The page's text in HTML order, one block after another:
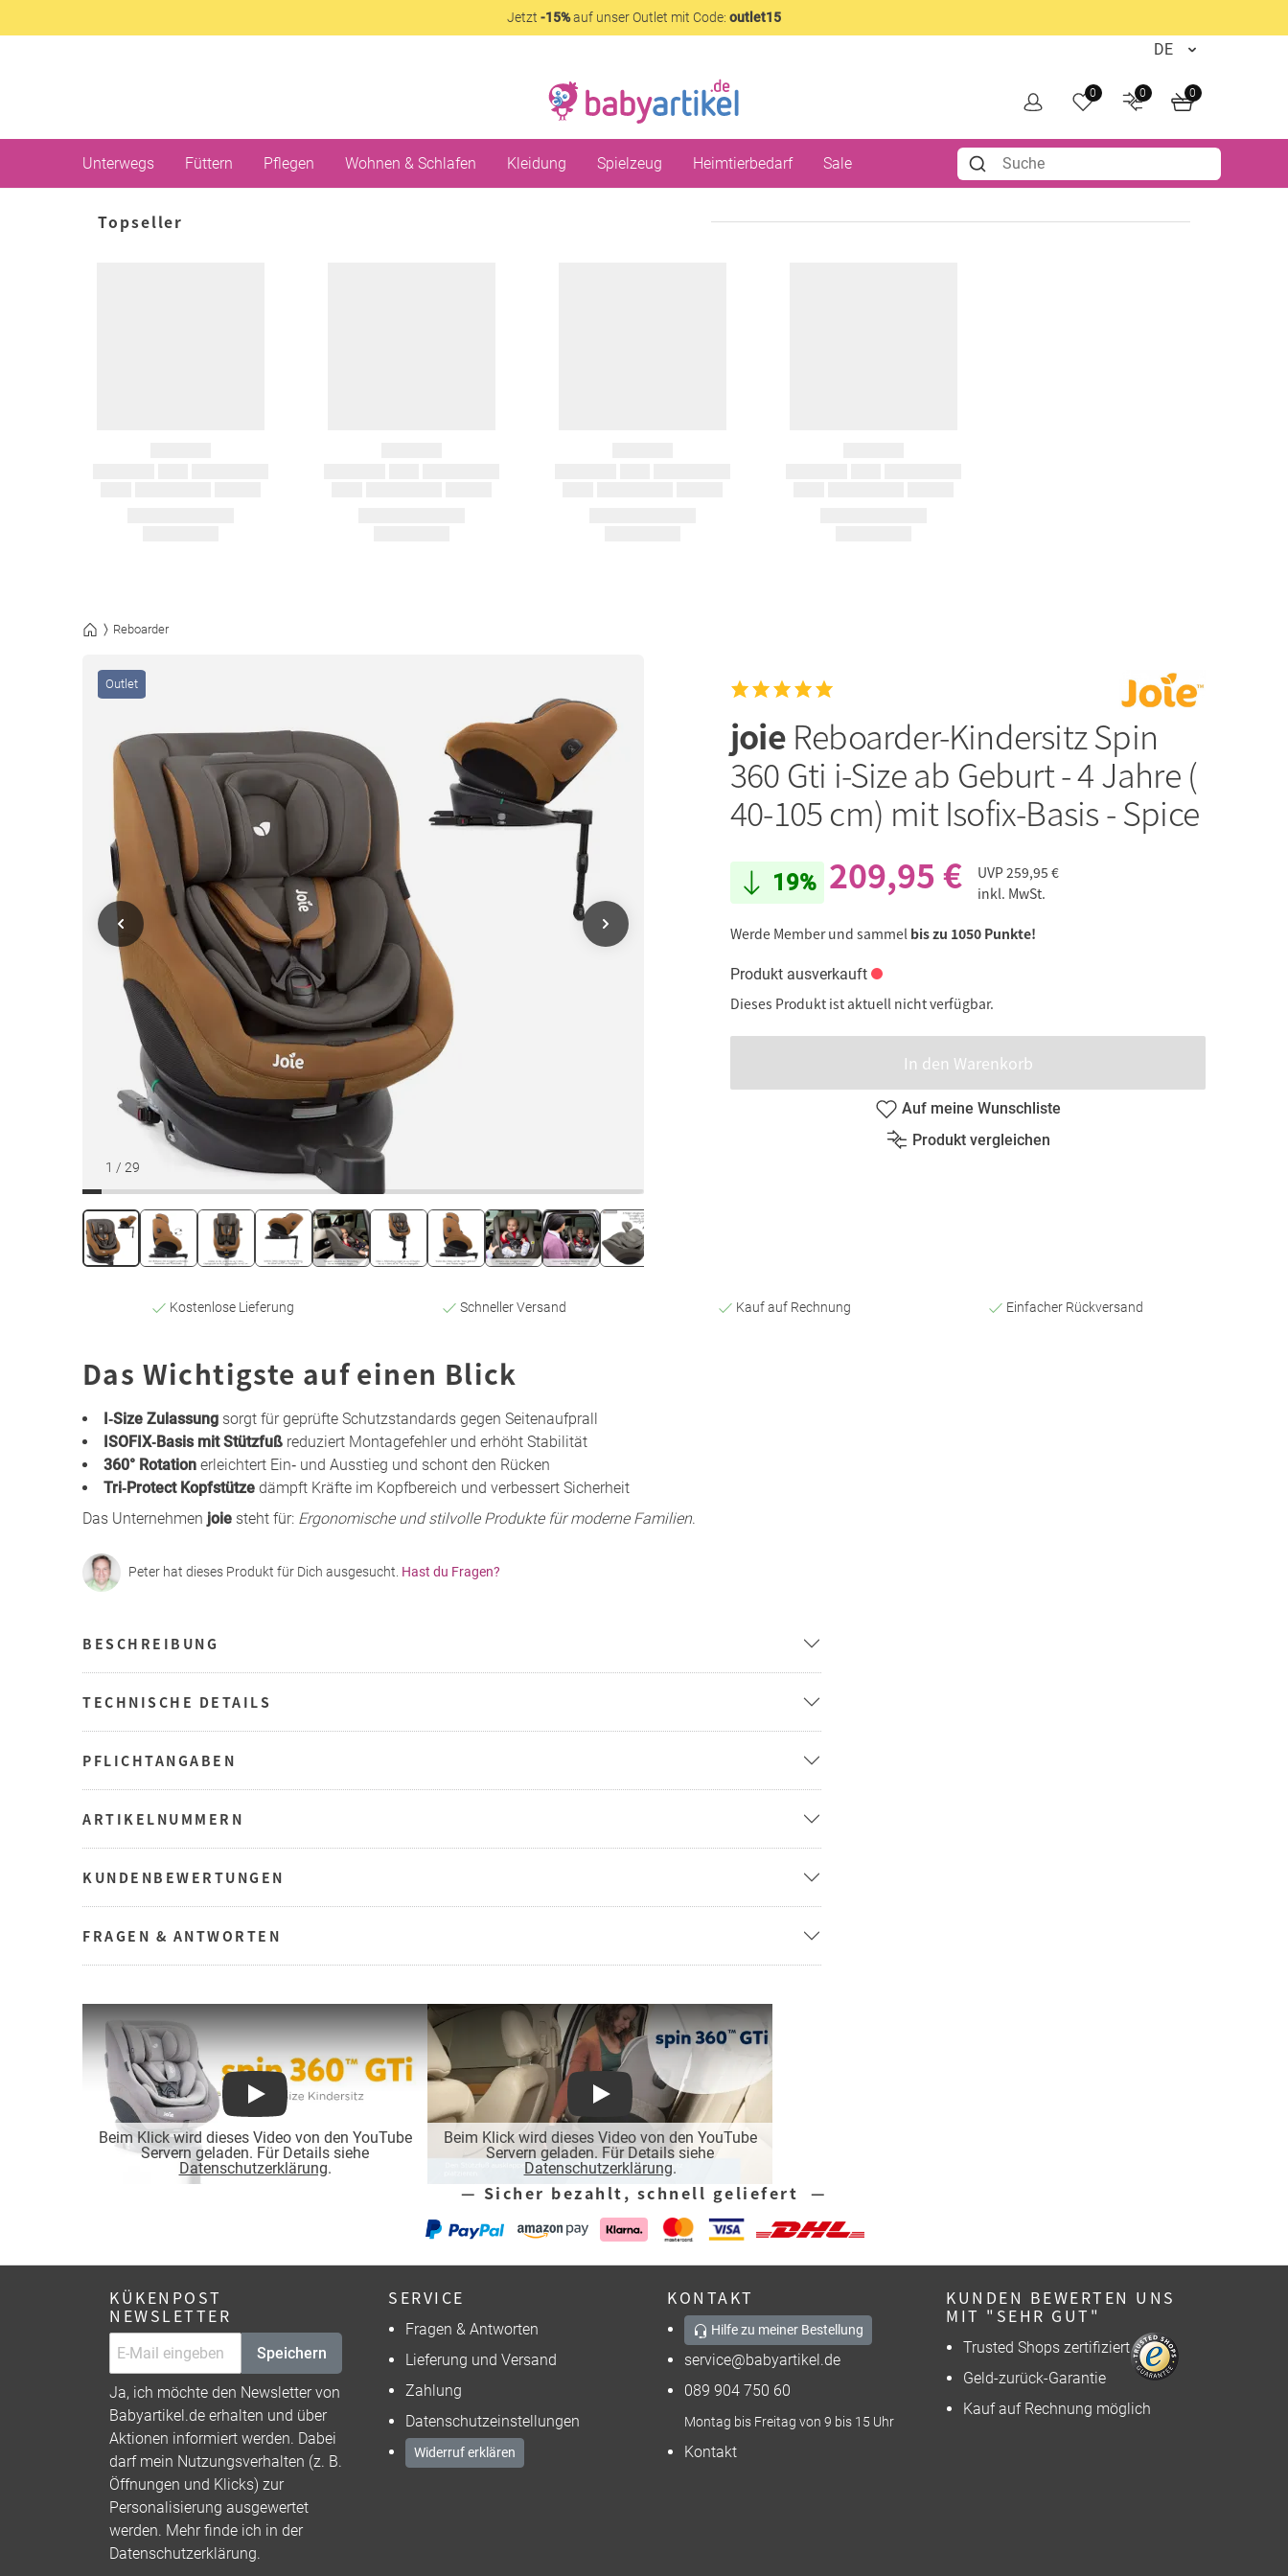
Jetzt -15%auf unser Outlet mit Code: outlet15
0 0 0
Unterwegs Füttern Pflegen Wohnen & Schlafen Kleidung Spielzeug Heimtierbedarf Sale
Topseller
Reboarder
1 / 29
Outlet
joie Reboarder-Kindersitz Spin
360 Gti i-Size ab Geburt - 4 Jahre (
40-105 cm) mit Isofix-Basis - Spice
19% 209,95 € UVP259,95 €
inkl. MwSt.
Werde Member und sammel bis zu 1050 Punkte!
Produkt ausverkauft
Dieses Produkt ist aktuell nicht verfügbar.
In den Warenkorb
Auf meine Wunschliste
Produkt vergleichen
Kostenlose Lieferung Schneller Versand Kauf auf Rechnung Einfacher Rückversand
Das Wichtigste auf einen Blick
I‑Size Zulassung sorgt für geprüfte Schutzstandards gegen Seitenaufprall
ISOFIX‑Basis mit Stützfuß reduziert Montagefehler und erhöht Stabilität
360° Rotation erleichtert Ein‑ und Ausstieg und schont den Rücken
Tri‑Protect Kopfstütze dämpft Kräfte im Kopfbereich und verbessert Sicherheit
Das Unternehmen joie steht für: Ergonomische und stilvolle Produkte für moderne Familien.
Peter hat dieses Produkt für Dich ausgesucht. Hast du Fragen?
BESCHREIBUNG
TECHNISCHE DETAILS
PFLICHTANGABEN
ARTIKELNUMMERN
KUNDENBEWERTUNGEN
FRAGEN & ANTWORTEN
Beim Klick wird dieses Video von den YouTube
Servern geladen. Für Details siehe
Datenschutzerklärung.
Play
Beim Klick wird dieses Video von den YouTube
Servern geladen. Für Details siehe
Datenschutzerklärung.
Play
— Sicher bezahlt, schnell geliefert —
KÜKENPOST
NEWSLETTER
Speichern
Ja, ich möchte den Newsletter von
Babyartikel.de erhalten und über
Aktionen informiert werden. Dabei
darf mein Nutzungsverhalten (z. B.
Öffnungen und Klicks) zur
Personalisierung ausgewertet
werden. Mehr finde ich in der
Datenschutzerklärung.
SERVICE
Fragen & Antworten
Lieferung und Versand
Zahlung
Datenschutzeinstellungen
Widerruf erklären
KONTAKT
Hilfe zu meiner Bestellung
service@babyartikel.de
089 904 750 60
Montag bis Freitag von 9 bis 15 Uhr
Kontakt
KUNDEN BEWERTEN UNS
MIT "SEHR GUT"
Trusted Shops zertifiziert
Geld-zurück-Garantie
Kauf auf Rechnung möglich